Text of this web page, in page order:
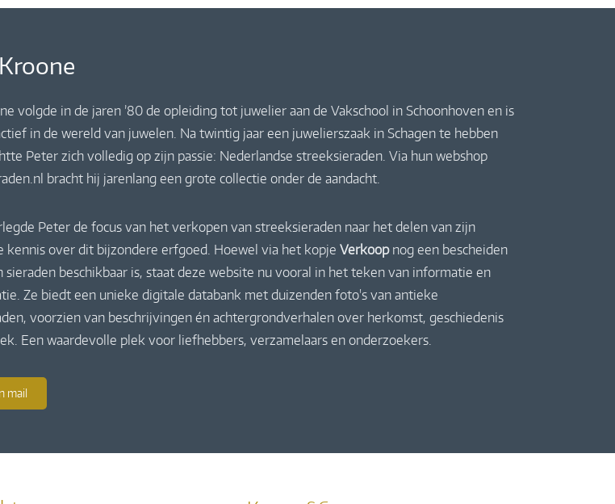
volgde in de jaren ’80 de opleiding tot juwelier aan de Vakschool in Schoonhoven en is
in de wereld van juwelen. Na twintig jaar een juwelierszaak in Schagen te hebben
Peter zich volledig op zijn passie: Nederlandse streeksieraden. Via hun webshop
bracht hij jarenlang een grote collectie onder de aandacht.
Peter de focus van het verkopen van streeksieraden naar het delen van zijn
kennis over dit bijzondere erfgoed. Hoewel via het kopje Verkoopnog een bescheiden
sieraden beschikbaar is, staat deze website nu vooral in het teken van informatie en
Ze biedt een unieke digitale databank met duizenden foto's van antieke
voorzien van beschrijvingen én achtergrondverhalen over herkomst, geschiedenis
Een waardevolle plek voor liefhebbers, verzamelaars en onderzoekers.
mail